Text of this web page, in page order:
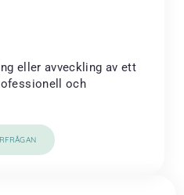
eller avveckling av ett
och